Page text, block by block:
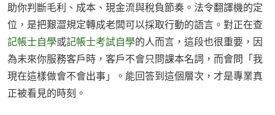
助你判斷毛利、成本、現金流與稅負節奏。法令翻譯機的定
位，是把艱澀規定轉成老闆可以採取行動的語言。對正在查
記帳士自學或記帳士考試自學的人而言，這段也很重要，因
為未來你服務客戶時，客戶不會只問課本名詞，而會問「我
現在這樣做會不會出事」。能回答到這個層次，才是專業真
正被看見的時刻。